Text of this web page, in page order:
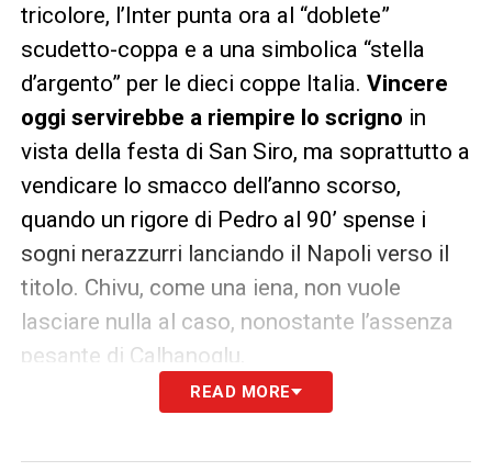
tricolore, l’Inter punta ora al “doblete”
scudetto-coppa e a una simbolica “stella
d’argento” per le dieci coppe Italia. Vincere
oggi servirebbe a riempire lo scrigno in
vista della festa di San Siro, ma soprattutto a
vendicare lo smacco dell’anno scorso,
quando un rigore di Pedro al 90’ spense i
sogni nerazzurri lanciando il Napoli verso il
titolo. Chivu, come una iena, non vuole
lasciare nulla al caso, nonostante l’assenza
pesante di Çalhanoglu.
Scelte obbligate e rebus di
READ MORE